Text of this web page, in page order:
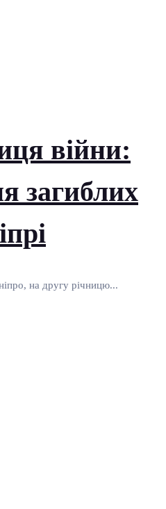
війни:
загиблих
на другу річницю...